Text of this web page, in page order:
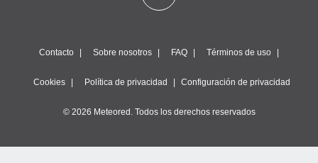
Contacto Sobre nosotros FAQ Términos de uso
Cookies Política de privacidad Configuración de privacidad
© 2026 Meteored. Todos los derechos reservados